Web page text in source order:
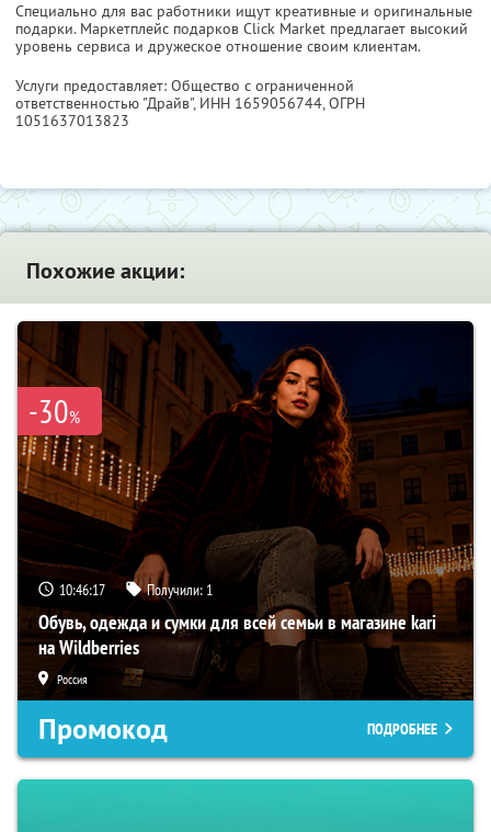
Специально для вас работники ищут креативные и оригинальные
подарки. Маркетплейс подарков Click Market предлагает высокий
уровень сервиса и дружеское отношение своим клиентам.
Услуги предоставляет: Общество с ограниченной
ответственностью "Драйв", ИНН 1659056744, ОГРН
1051637013823
Похожие акции:
-30%
10:46:16 Получили: 1
Обувь, одежда и сумки для всей семьи в магазине kari
на Wildberries
Россия
Промокод ПОДРОБНЕЕ